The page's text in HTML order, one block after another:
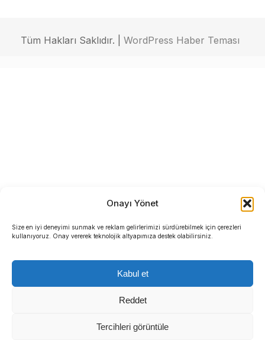
Onayı Yönet
Size en iyi deneyimi sunmak ve reklam gelirlerimizi sürdürebilmek için çerezleri
kullanıyoruz. Onay vererek teknolojik altyapımıza destek olabilirsiniz.
Kabul et
Reddet
Tercihleri görüntüle
Tüm Hakları Saklıdır. | WordPress Haber Teması